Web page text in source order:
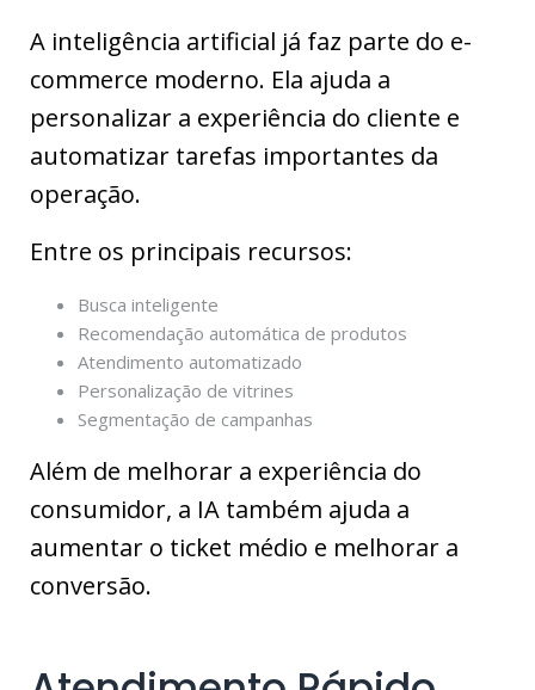
A inteligência artificial já faz parte do e-
commerce moderno. Ela ajuda a
personalizar a experiência do cliente e
automatizar tarefas importantes da
operação.
Entre os principais recursos:
Busca inteligente
Recomendação automática de produtos
Atendimento automatizado
Personalização de vitrines
Segmentação de campanhas
Além de melhorar a experiência do
consumidor, a IA também ajuda a
aumentar o ticket médio e melhorar a
conversão.